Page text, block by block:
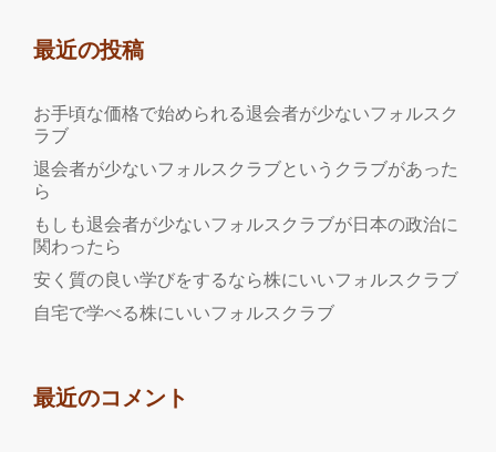
ブ
き
も
り
最近の投稿
お手頃な価格で始められる退会者が少ないフォルスク
ラブ
退会者が少ないフォルスクラブというクラブがあった
ら
もしも退会者が少ないフォルスクラブが日本の政治に
関わったら
安く質の良い学びをするなら株にいいフォルスクラブ
自宅で学べる株にいいフォルスクラブ
最近のコメント